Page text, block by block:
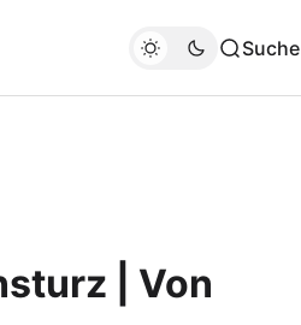
Suche
| Von